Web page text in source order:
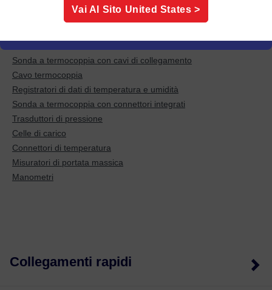
Try some of these popular categories:
Sonda a termocoppia con cavi di collegamento
Cavo termocoppia
Registratori di dati di temperatura e umidità
Sonda a termocoppia con connettori integrati
Trasduttori di pressione
Celle di carico
Connettori di temperatura
Misuratori di portata massica
Manometri
Collegamenti rapidi
Vai Al Sito United States >